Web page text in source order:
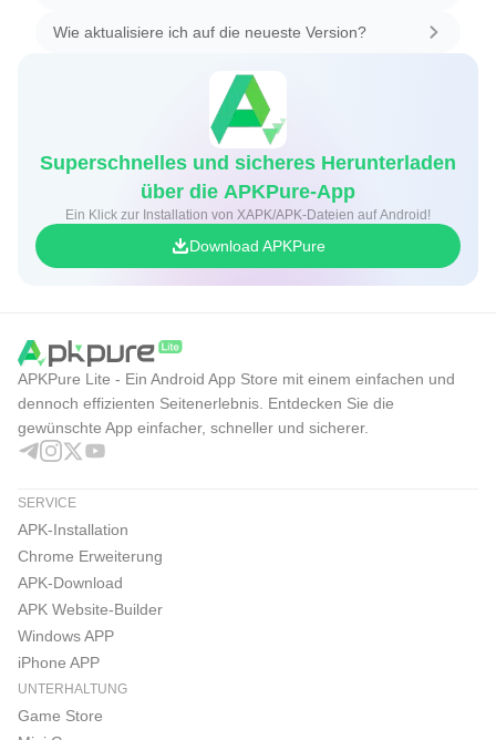
Wie aktualisiere ich auf die neueste Version?
Superschnelles und sicheres Herunterladen
über die APKPure-App
Ein Klick zur Installation von XAPK/APK-Dateien auf Android!
Download APKPure
APKPure Lite - Ein Android App Store mit einem einfachen und
dennoch effizienten Seitenerlebnis. Entdecken Sie die
gewünschte App einfacher, schneller und sicherer.
SERVICE
APK-Installation
Chrome Erweiterung
APK-Download
APK Website-Builder
Windows APP
iPhone APP
UNTERHALTUNG
Game Store